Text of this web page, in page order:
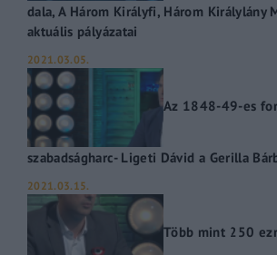
dala, A Három Királyfi, Három Királylány
aktuális pályázatai
2021.03.05.
Az 1848-49-es
szabadságharc- Ligeti Dávid a Gerilla
2021.03.15.
Több mint 250